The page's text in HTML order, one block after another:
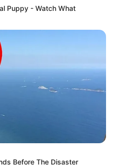
Puppy - Watch What
Before The Disaster